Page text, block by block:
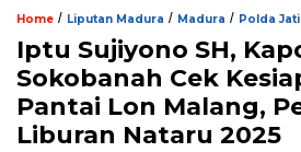
Home / Liputan Madura / Madura / Polda
Iptu Sujiyono SH,
Sokobanah Cek
Pantai Lon Malang,
Liburan Nataru 2025